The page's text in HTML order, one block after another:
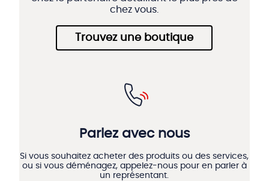
chez vous.
Trouvez une boutique
Parlez avec nous
Si vous souhaitez acheter des produits ou des services,
ou si vous déménagez, appelez-nous pour en parler à
un représentant.